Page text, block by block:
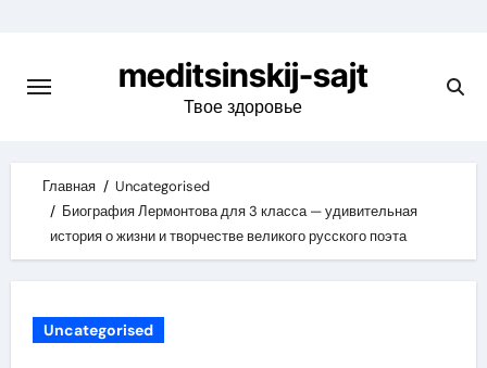
content
meditsinskij-sajt
Твое здоровье
Главная
Uncategorised
Биография Лермонтова для 3 класса — удивительная
история о жизни и творчестве великого русского поэта
Uncategorised